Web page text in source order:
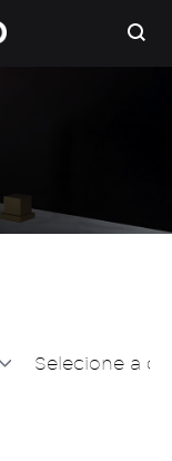
Selecione a